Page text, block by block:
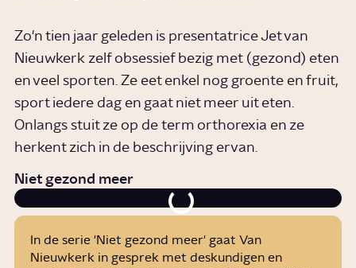
Zo'n tien jaar geleden is presentatrice Jet van
Nieuwkerk zelf obsessief bezig met (gezond) eten
en veel sporten. Ze eet enkel nog groente en fruit,
sport iedere dag en gaat niet meer uit eten.
Onlangs stuit ze op de term orthorexia en ze
herkent zich in de beschrijving ervan.
Niet gezond meer
In de serie 'Niet gezond meer' gaat Van
Nieuwkerk in gesprek met deskundigen en